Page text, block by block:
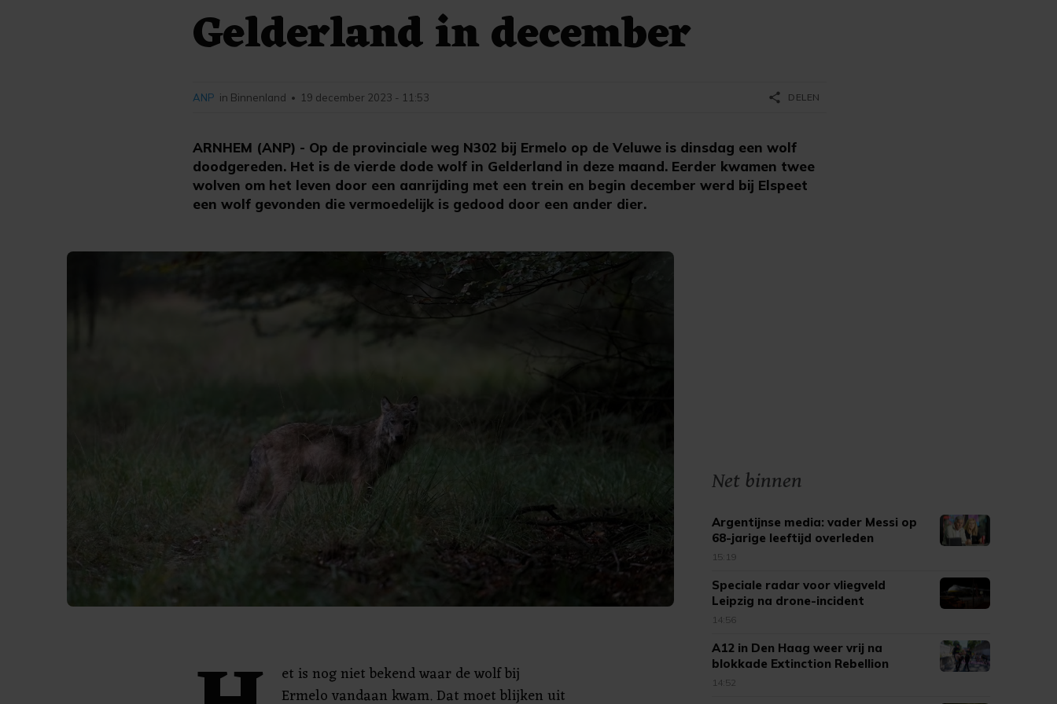
Gelderland in december
ARNHEM (ANP) - Op de provinciale weg N302 bij Ermelo op de Veluwe is dinsdag een wolf
doodgereden. Het is de vierde dode wolf in Gelderland in deze maand. Eerder kwamen twee
wolven om het leven door een aanrijding met een trein en begin december werd bij Elspeet
een wolf gevonden die vermoedelijk is gedood door een ander dier.
ANP in Binnenland • 19 december 2023 - 11:53 share DELEN
et is nog niet bekend waar de wolf bij
Ermelo vandaan kwam. Dat moet blijken uit
Net binnen
Argentijnse media: vader Messi op
68-jarige leeftijd overleden
15:19
Speciale radar voor vliegveld
Leipzig na drone-incident
14:56
A12 in Den Haag weer vrij na
blokkade Extinction Rebellion
14:52